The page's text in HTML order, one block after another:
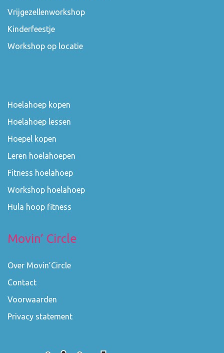
Vrijgezellenworkshop
Kinderfeestje
Workshop op locatie
Hoelahoep kopen
Hoelahoep lessen
Hoepel kopen
Leren hoelahoepen
Fitness hoelahoep
Workshop hoelahoep
Hula hoop fitness
Movin’ Circle
Over Movin’Circle
Contact
Voorwaarden
Privacy statement